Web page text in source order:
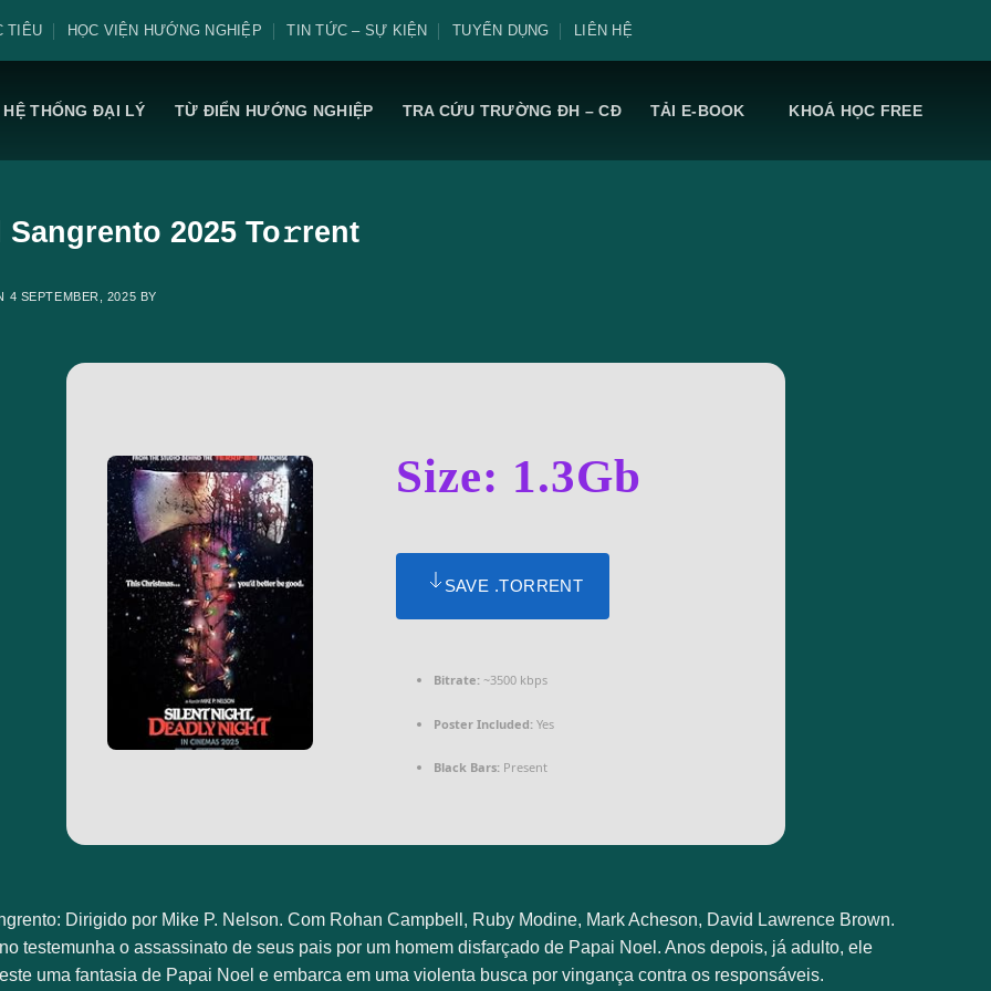
TIÊU HỌC VIỆN HƯỚNG NGHIỆP TIN TỨC – SỰ KIỆN TUYỂN DỤNG LIÊN HỆ
HỆ THỐNG ĐẠI LÝ TỪ ĐIỂN HƯỚNG NGHIỆP TRA CỨU TRƯỜNG ĐH – CĐ TẢI E-BOOK KHOÁ HỌC FREE
Sangrento 2025 To𝚛rent
4 SEPTEMBER, 2025 BY
Size: 1.3Gb
SAVE .TORRENT
Bitrate:~3500 kbps
Poster Included:Yes
Black Bars:Present
Dirigido por Mike P. Nelson. Com Rohan Campbell, Ruby Modine, Mark Acheson, David Lawrence Brown.
testemunha o assassinato de seus pais por um homem disfarçado de Papai Noel. Anos depois, já adulto, ele
uma fantasia de Papai Noel e embarca em uma violenta busca por vingança contra os responsáveis.